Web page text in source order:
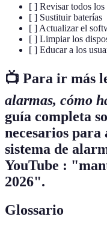
[ ] Revisar todos los
[ ] Sustituir baterías
[ ] Actualizar el
[ ] Limpiar los
[ ] Educar a los
📺 Para ir más
alarmas, cómo
guía completa
necesarios
sistema de
YouTube :
2026".
Glossario